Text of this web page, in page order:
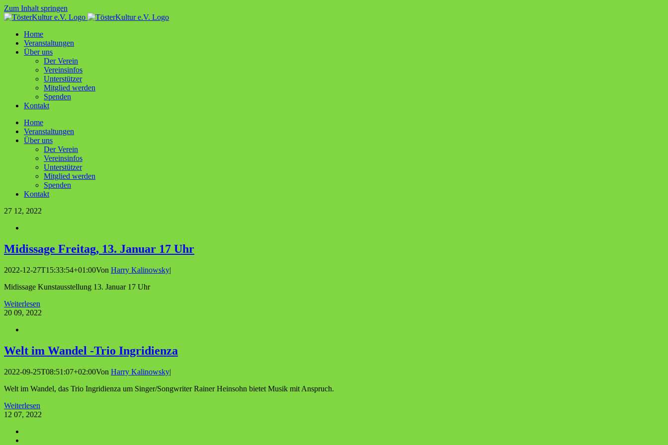
Zum Inhalt springen
Home
Ver­an­stal­tun­gen
Über uns
Der Ver­ein
Ver­ein­sin­fos
Unter­stüt­zer
Mit­glied werden
Spen­den
Kon­takt
Home
Ver­an­stal­tun­gen
Über uns
Der Ver­ein
Ver­ein­sin­fos
Unter­stüt­zer
Mit­glied werden
Spen­den
Kon­takt
27 12, 2022
Midis­sa­ge Frei­tag, 13. Janu­ar 17 Uhr
2022-12-27T15:33:54+01:00Von Harry Kalinowsky|
Midissage Kunstausstellung 13. Januar 17 Uhr
Weiterlesen
20 09, 2022
Welt im Wan­del ‑Trio Ingridienza
2022-09-25T08:51:07+02:00Von Harry Kalinowsky|
Welt im Wandel, das Trio Ingridienza um Singer/Songwriter Rainer Heinsohn bietet Musik mit Anspruch.
Weiterlesen
12 07, 2022